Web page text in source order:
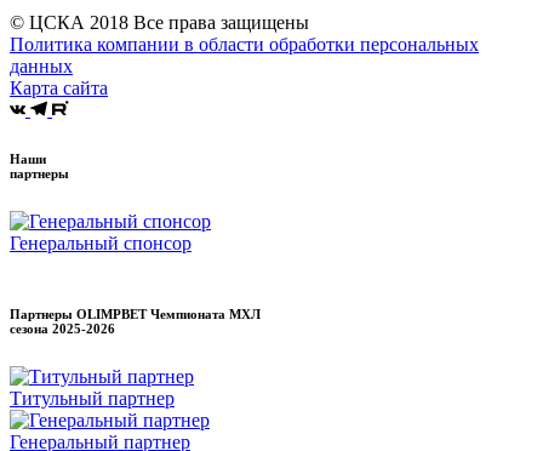
© ЦСКА 2018 Все права защищены
Политика компании в области обработки персональных
данных
Карта сайта
Наши
партнеры
Генеральный спонсор
Партнеры OLIMPBET Чемпионата МХЛ
сезона 2025-2026
Титульный партнер
Генеральный партнер